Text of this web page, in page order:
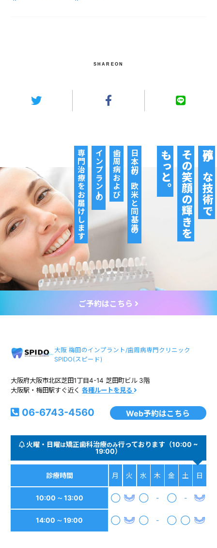
SHAREON
確かな技術で
その笑顔の輝きを
もっと。
日本初の欧米と同基準の
歯周病および
インプラントの
専門治療をお届けします
ご予約はこちら
大阪 梅田のインプラント/歯周病専門クリニック
SPIDO(スピード)
大阪府大阪市北区芝田1丁目4-14 芝田町ビル 3階
大阪駅・梅田駅すぐ近く各種ルートを見る
06-6743-4560 Web予約はこちら
火曜・日曜は矯正歯科治療のみ行っております（10:00 ~
19:00）
診療時間
10:00 ∼ 13:00
14:00 ∼ 19:00
月 火 水 木 金 土 日
◯ ◯ ◯
◯ ◯ ◯ ◯